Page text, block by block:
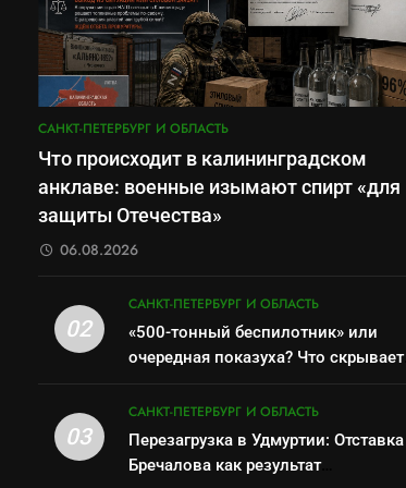
САНКТ-ПЕТЕРБУРГ И ОБЛАСТЬ
Что происходит в калининградском
анклаве: военные изымают спирт «для
защиты Отечества»
06.08.2026
02
САНКТ-ПЕТЕРБУРГ И ОБЛАСТЬ
«500-тонный беспилотник» или
очередная показуха? Что скрывает
03
САНКТ-ПЕТЕРБУРГ И ОБЛАСТЬ
Перезагрузка в Удмуртии: Отставка
Бречалова как результат